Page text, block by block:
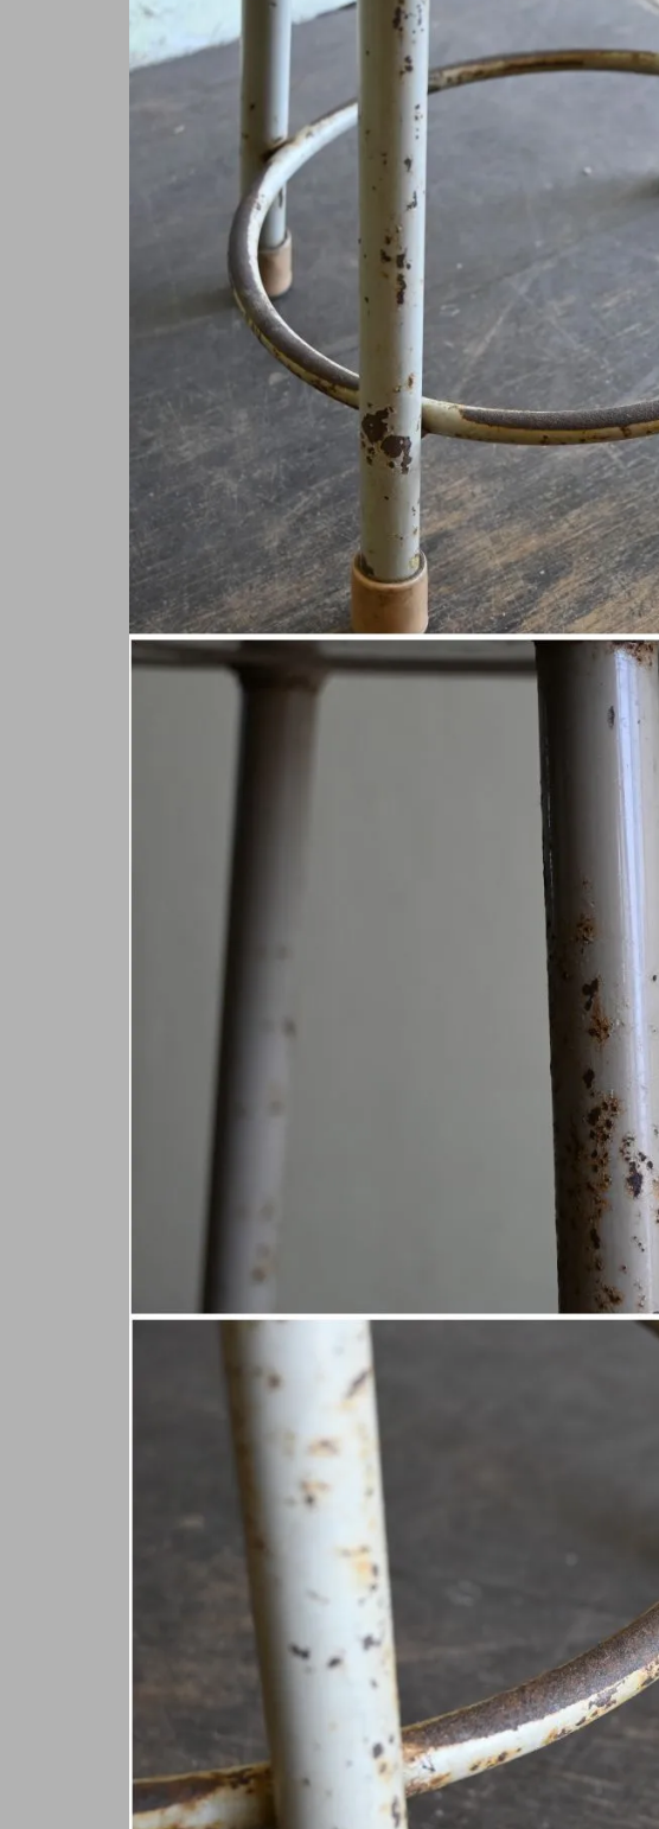
秋保移転1周年『15％OFF』クーポン
8月1日～16日まで3000円以上の商品で使えます。 決済時
にクーポンコード『20260801』を入力すると15%割引に
なります。
20260801
コードをコピー